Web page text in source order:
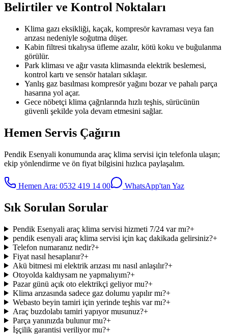
Belirtiler ve Kontrol Noktaları
Klima gazı eksikliği, kaçak, kompresör kavraması veya fan
arızası nedeniyle soğutma düşer.
Kabin filtresi tıkalıysa üfleme azalır, kötü koku ve buğulanma
görülür.
Park kliması ve ağır vasıta klimasında elektrik beslemesi,
kontrol kartı ve sensör hataları sıklaşır.
Yanlış gaz basılması kompresör yağını bozar ve pahalı parça
hasarına yol açar.
Gece nöbetçi klima çağrılarında hızlı teşhis, sürücünün
güvenli şekilde yola devam etmesini sağlar.
Hemen Servis Çağırın
Pendik Esenyali konumunda araç klima servisi için telefonla ulaşın;
ekip yönlendirme ve ön fiyat bilgisini hızlıca paylaşalım.
Hemen Ara: 0532 419 14 00 WhatsApp'tan Yaz
Sık Sorulan Sorular
Pendik Esenyali araç klima servisi hizmeti 7/24 var mı?+
pendik esenyali araç klima servisi için kaç dakikada gelirsiniz?+
Telefon numaranız nedir?+
Fiyat nasıl hesaplanır?+
Akü bitmesi mi elektrik arızası mı nasıl anlaşılır?+
Otoyolda kaldıysam ne yapmalıyım?+
Pazar günü açık oto elektrikçi geliyor mu?+
Klima arızasında sadece gaz dolumu yapılır mı?+
Webasto beyin tamiri için yerinde teşhis var mı?+
Araç buzdolabı tamiri yapıyor musunuz?+
Parça yanınızda bulunur mu?+
İşçilik garantisi veriliyor mu?+